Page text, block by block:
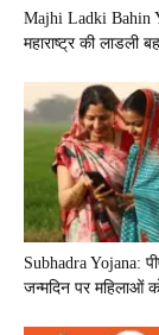
Majhi Ladki Bahin
महाराष्ट्र की लाडली
Subhadra Yojana:
जन्मदिन पर महिलाओं